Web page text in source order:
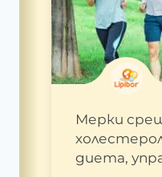
Мерки
диета,